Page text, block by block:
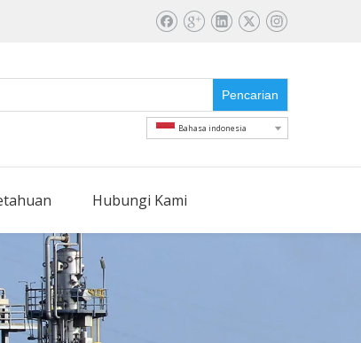
Pencarian
Bahasa indonesia
Hubungi Kami